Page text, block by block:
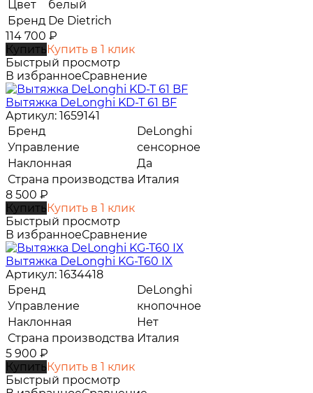
Цвет
белый
Бренд De Dietrich
114 700 ₽
КупитьКупить в 1 клик
Быстрый просмотр
В избранноеСравнение
Вытяжка DeLonghi KD-T 61 BF
Артикул: 1659141
Бренд
DeLonghi
Управление
сенсорное
Наклонная
Да
Страна производства Италия
8 500 ₽
КупитьКупить в 1 клик
Быстрый просмотр
В избранноеСравнение
Вытяжка DeLonghi KG-T60 IX
Артикул: 1634418
Бренд
DeLonghi
Управление
кнопочное
Наклонная
Нет
Страна производства Италия
5 900 ₽
КупитьКупить в 1 клик
Быстрый просмотр